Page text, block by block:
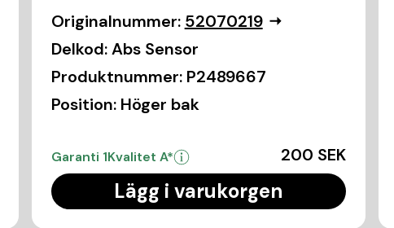
Originalnummer: 52070219
Delkod: Abs Sensor
Produktnummer: P2489667
Position: Höger bak
Garanti 1Kvalitet A* 200 SEK
Lägg i varukorgen